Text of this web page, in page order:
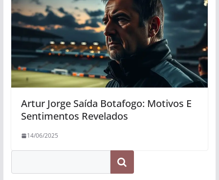
Artur Jorge Saída Botafogo: Motivos E
Sentimentos Revelados
14/06/2025
Pesquisar